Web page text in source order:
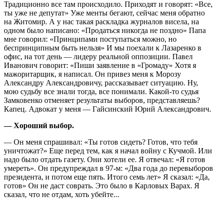
Традиционно все там происходило. Приходят и говорят: «Все,
ты уже не депутат» Уже менты бегают, сейчас меня обратно
на Житомир. А у нас такая раскладка журналов висела, на
одном было написано: «Продаться никогда не поздно» Папа
мне говорил: «Принципами поступаться можно, но
беспринципным быть нельзя» И мы поехали к Лазаренко в
офис, на тот день — лидеру реальной оппозиции. Павел
Иванович говорит: «Пиши заявление в «Громаду» Хотя я
мажоритарщик, я написал. Он привез меня к Морозу
Александру Александровичу, рассказывает ситуацию. Ну,
мою судьбу все знали тогда, все понимали. Какой-то судья
Замковенко отменяет результаты выборов, представляешь?
Капец. Адвокат у меня — Гайсинский Юрий Александрович.
— Хороший выбор.
— Он меня спрашивал: «Ты готов сидеть? Готов, что тебя
уничтожат?» Еще перед тем, как я начал войну с Кучмой. Или
надо было отдать газету. Они хотели ее. Я отвечал: «Я готов
умереть». Он предупреждал в 97-м: «Два года до перевыборов
президента, и потом еще пять. Итого семь лет» Я сказал: «Да,
готов» Он не даст соврать. Это было в Карловых Варах. Я
сказал, что не отдам, хоть убейте...